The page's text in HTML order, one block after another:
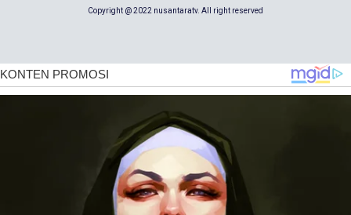
Copyright @ 2022 nusantaratv. All right reserved